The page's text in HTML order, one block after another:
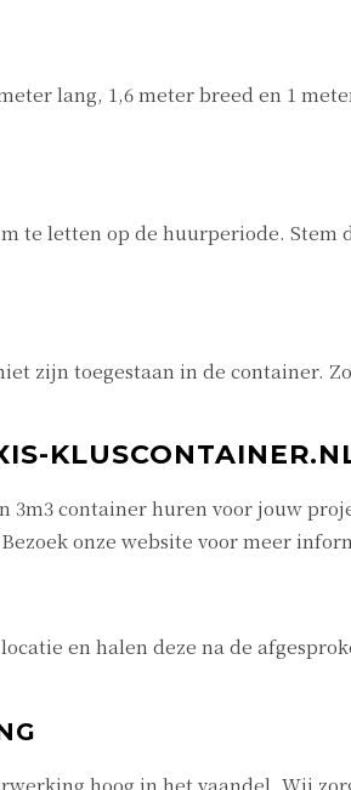
lang, 1,6 meter breed en 1
te letten op de huurperiode.
zijn toegestaan in de container.
3m3 container huren voor jouw
onze website voor meer
en halen deze na de
hoog in het vaandel. Wij